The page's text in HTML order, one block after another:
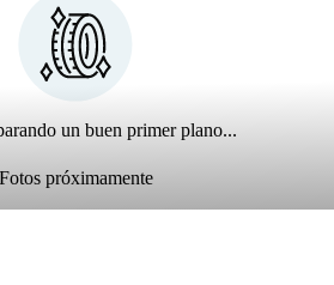
un buen primer plano...
Fotos próximamente